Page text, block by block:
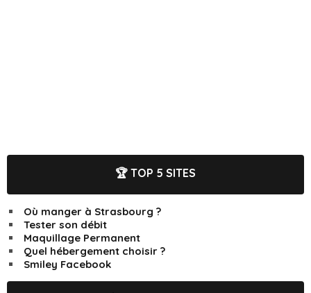
🏆 TOP 5 SITES
Où manger à Strasbourg ?
Tester son débit
Maquillage Permanent
Quel hébergement choisir ?
Smiley Facebook